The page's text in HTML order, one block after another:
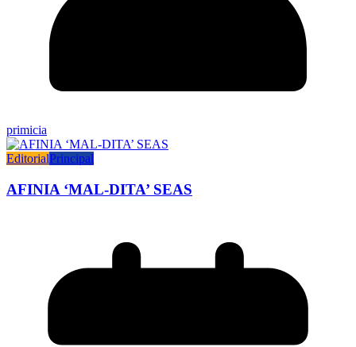
primicia
EditorialPrincipal
AFINIA ‘MAL-DITA’ SEAS